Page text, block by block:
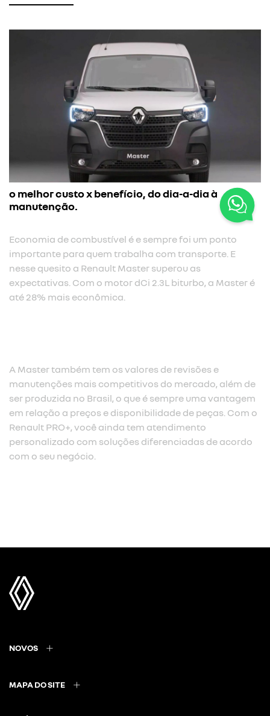
o melhor custo x benefício, do dia-a-dia à
manutenção.
Economia de combustível é e sempre foi um ponto
importante para quem trabalha com transporte. E
nesse quesito a Renault Master superou as
expectativas. Com o motor dCi 2.3L biturbo, a Master é
até 28% mais econômica.​
A Master também tem os valores de revisões e
manutenções mais competitivos do mercado, além de
ser produzida no Brasil, o que é sempre uma vantagem
em relação a preços e disponibilidade de peças. Com o
Renault PRO+, você ainda tem atendimento
personalizado com soluções diferenciadas de acordo
com o seu negócio.
NOVOS
MAPA DO SITE